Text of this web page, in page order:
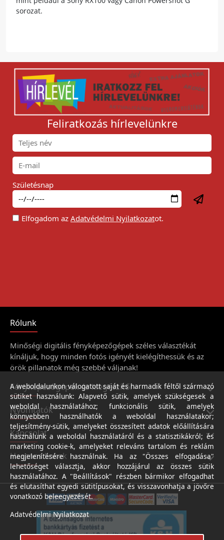
sorozat.
Feliratkozás hírlevelünkre
Születésnap
Elfogadom az Adatvédelmi Nyilatkozatot.
Rólunk
Minőségi digitális fényképezőgépek széles választékát
kínáljuk, hogy minden fotós igényét kielégíthessük és az
örök pillanatok még szebbé váljanak!
Fényképezőgépek és kiegészítői
Nyomtatók
Kapcsolat
Hasznos linkek
A weboldalunkon válogatott saját és harmadik féltől származó
sütiket használunk: Alapvető sütik, amelyek szükségesek a
weboldal használatához; funkcionális sütik, amelyek
könnyebben használhatók a weboldal használatakor;
teljesítmény-sütik, amelyeket összesített adatok előállítására
használunk a weboldal használatáról és a statisztikákról; és
marketing cookie-k, amelyeket releváns tartalom és reklám
megjelenítésére használnak. Ha az "Összes elfogadása"
lehetőséget választja, akkor hozzájárul az összes sütik
használatához. A "Beállítások" részben bármikor elfogadhat
és elutasíthat egyedi sütitípusokat, és visszavonhatja a jövőre
vonatkozó beleegyezését.
Adatvédelmi Nyilatkozat